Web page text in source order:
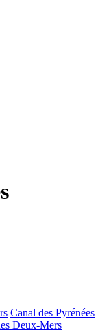
Canal des Pyrénées
Deux-Mers